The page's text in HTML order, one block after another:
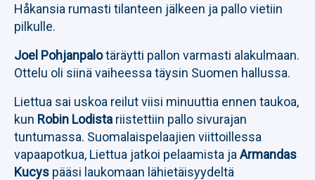
Håkansia rumasti tilanteen jälkeen ja pallo vietiin
pilkulle.
Joel Pohjanpalotäräytti pallon varmasti alakulmaan.
Ottelu oli siinä vaiheessa täysin Suomen hallussa.
Liettua sai uskoa reilut viisi minuuttia ennen taukoa,
kun Robin Lodista riistettiin pallo sivurajan
tuntumassa. Suomalaispelaajien viittoillessa
vapaapotkua, Liettua jatkoi pelaamista ja Armandas
Kucys pääsi laukomaan lähietäisyydeltä